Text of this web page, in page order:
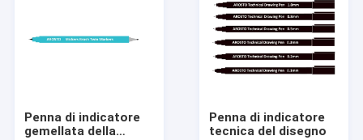
Su di noi
Penna di indicatore
gemellata della
Penna di indicatore
tecnica del disegno